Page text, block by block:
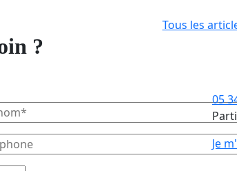
Tous les
?
05
Je